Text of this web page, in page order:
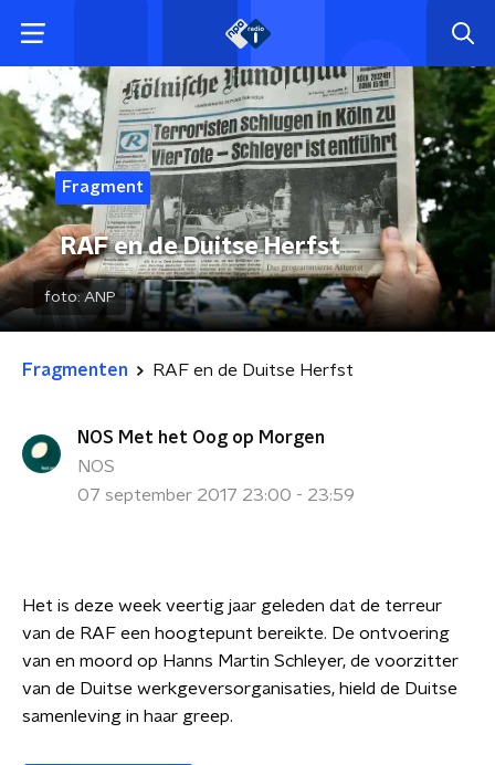
Fragment
RAF en de Duitse Herfst
foto: ANP
Fragmenten RAF en de Duitse Herfst
NOS Met het Oog op Morgen
NOS
07 september 2017 23:00 - 23:59
Het is deze week veertig jaar geleden dat de terreur
van de RAF een hoogtepunt bereikte. De ontvoering
van en moord op Hanns Martin Schleyer, de voorzitter
van de Duitse werkgeversorganisaties, hield de Duitse
samenleving in haar greep.